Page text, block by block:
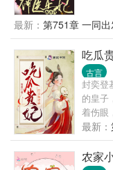
亡。
弟被
脸。
打。
不理的
了，我
间灵泉
就？
呀？
呢？
最新： 第751章 一同出
吃瓜
古言
封奕登
的皇子
着伤眼
龙体。
进宫，
代十四
最新：
农家